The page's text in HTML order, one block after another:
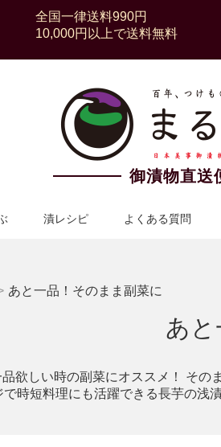
全国一律送料990円
10,000円以上で送料無料
御漬物直送
漬レシピ よくある質問
あと一品！そのまま副菜に
あ
欲しい時の副菜にオススメ！ その
で時短料理にも活躍できる長芋の浅